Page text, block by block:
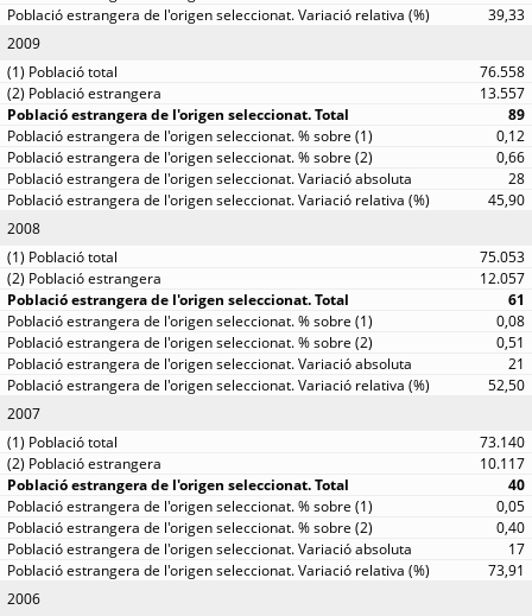
39,33
2009
76.558
13.557
89
0,12
0,66
28
45,90
2008
75.053
12.057
61
0,08
0,51
21
52,50
2007
73.140
10.117
40
0,05
0,40
17
73,91
2006